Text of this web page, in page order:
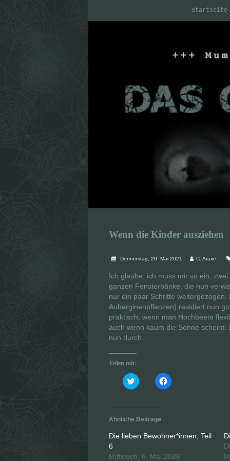
Startseite
Wenn die Kinder ausziehen
Donnerstag, 20. Mai 2021 C. Araxe
Ich glaube, ich muss mir so ein,
ganzen Fensterbänke, die nun
nur ein paar Schritte
Auberginenpflanzen) residiert nun
praktisch, wenn man Hochbeete
auch wenn kaum die Sonne
nun durch.
Teilen mit:
K
l
u
m
b
e
T
K
l
u
f
a
Ähnliche Beiträge
Die lieben Bewohner*innen, Teil
6
Mittwoch, 6. Mai 2026